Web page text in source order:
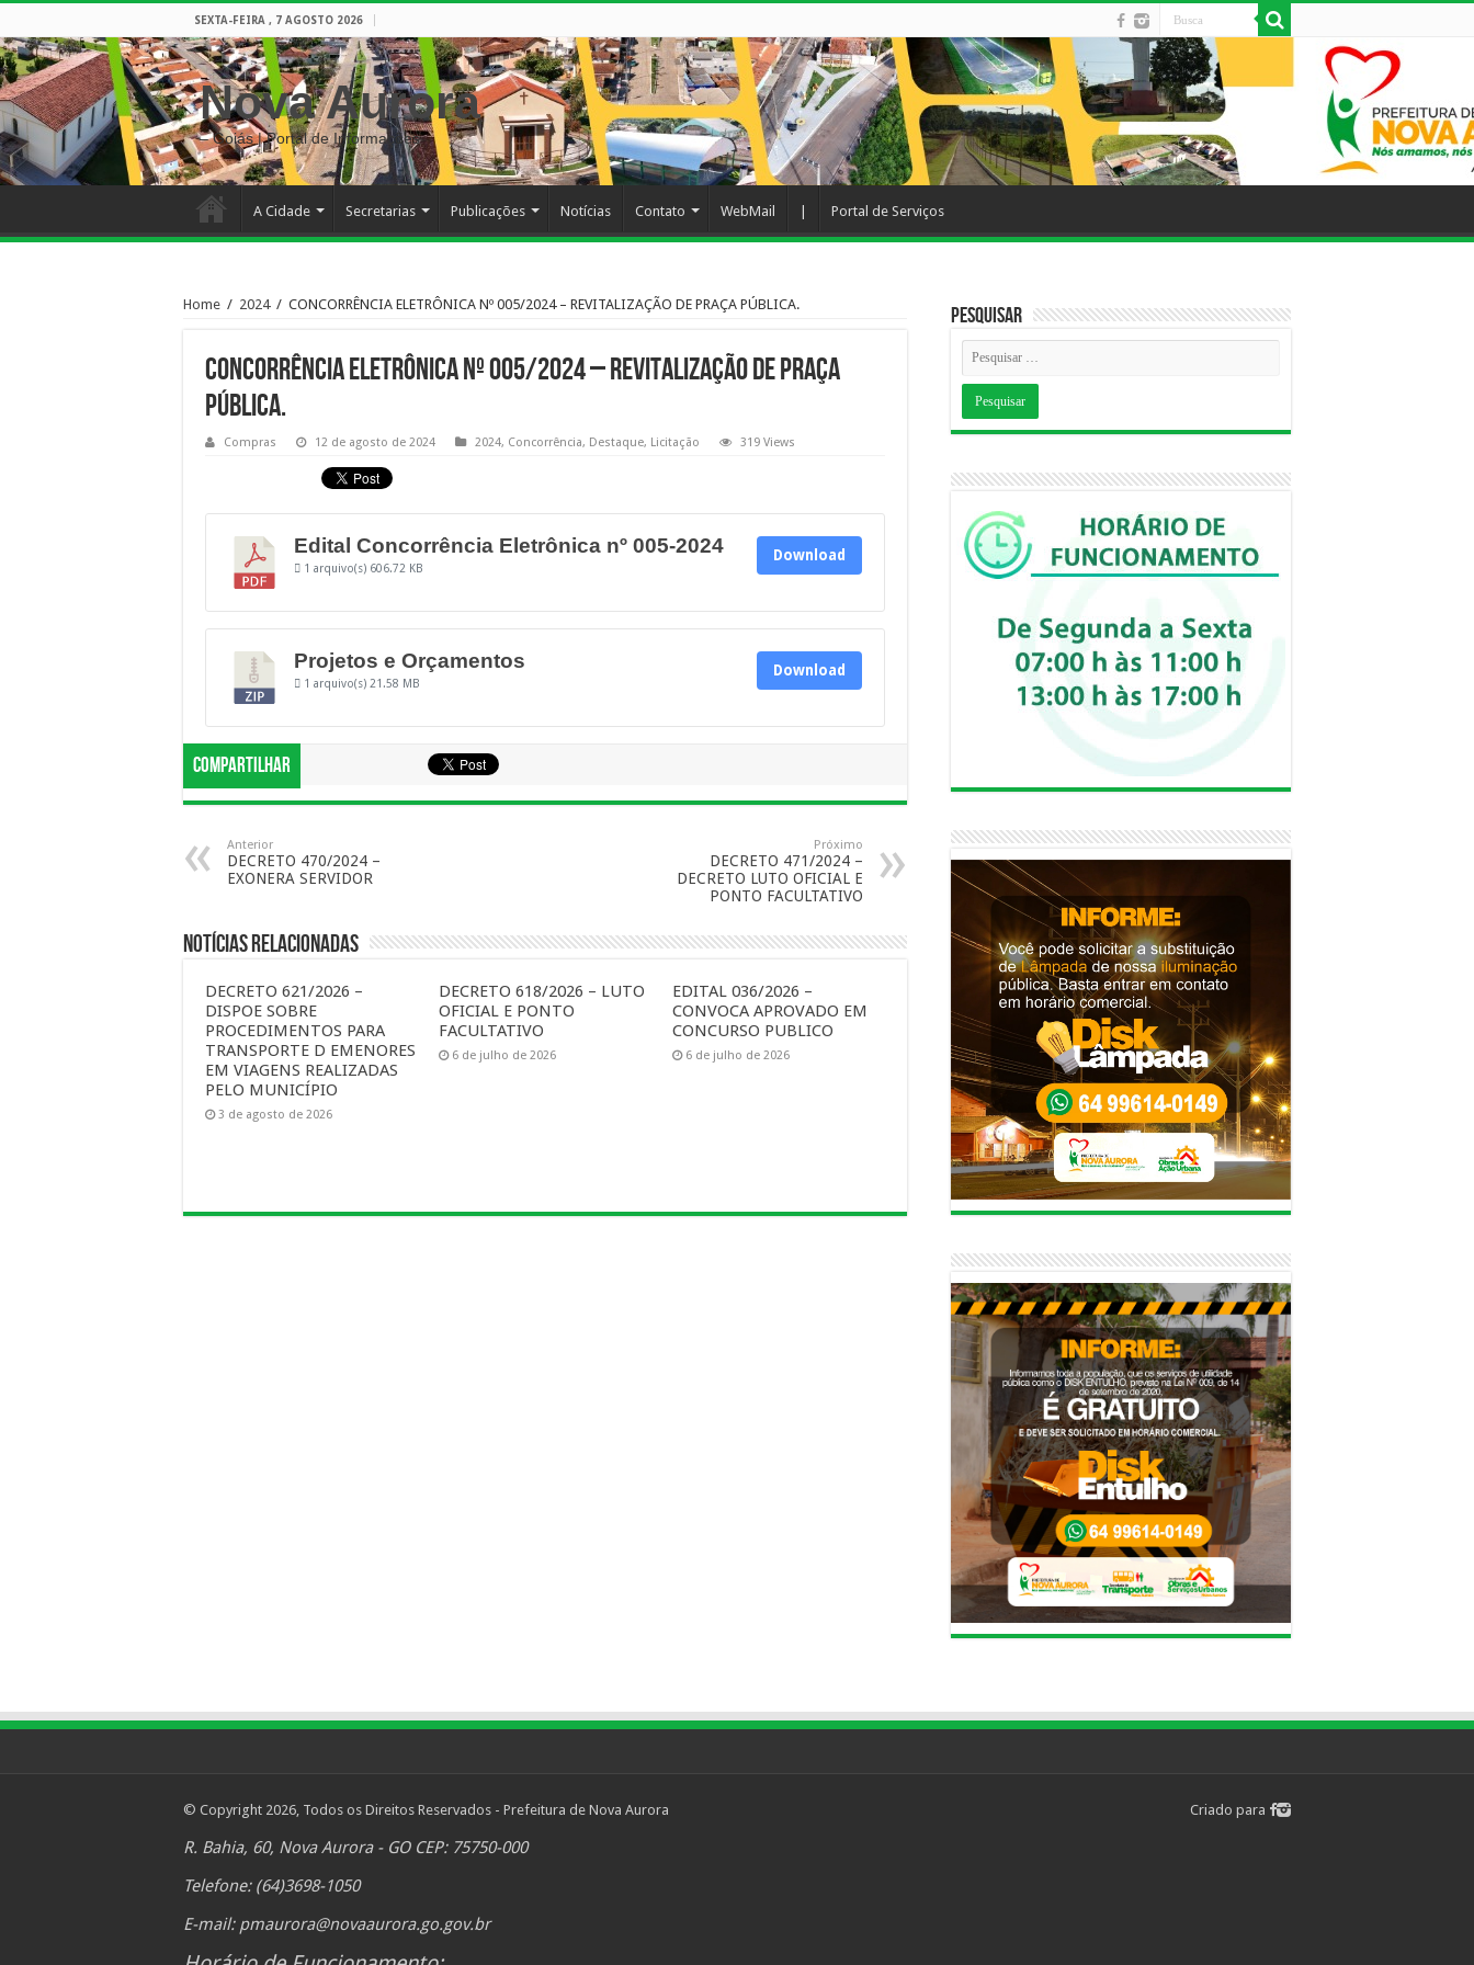
SEXTA-FEIRA , 7 AGOSTO 2026
Nova Aurora
– Goiás | Portal de Informações
A Cidade Secretarias Publicações Notícias Contato WebMail Portal de Serviços
Home / 2024 / CONCORRÊNCIA ELETRÔNICA Nº 005/2024 – REVITALIZAÇÃO DE PRAÇA PÚBLICA.
CONCORRÊNCIA ELETRÔNICA Nº 005/2024 – REVITALIZAÇÃO DE PRAÇA
PÚBLICA.
Compras 12 de agosto de 2024 2024, Concorrência, Destaque, Licitação 319 Views
Edital Concorrência Eletrônica nº 005-2024
1 arquivo(s) 606.72 KB
Download
Projetos e Orçamentos
1 arquivo(s) 21.58 MB
Download
Compartilhar
Anterior
DECRETO 470/2024 –
EXONERA SERVIDOR
Próximo
DECRETO 471/2024 –
DECRETO LUTO OFICIAL E
PONTO FACULTATIVO
Notícias Relacionadas
DECRETO 621/2026 –
DISPOE SOBRE
PROCEDIMENTOS PARA
TRANSPORTE D EMENORES
EM VIAGENS REALIZADAS
PELO MUNICÍPIO
3 de agosto de 2026
DECRETO 618/2026 – LUTO
OFICIAL E PONTO
FACULTATIVO
6 de julho de 2026
EDITAL 036/2026 –
CONVOCA APROVADO EM
CONCURSO PUBLICO
6 de julho de 2026
Pesquisar
Criado para
© Copyright 2026, Todos os Direitos Reservados - Prefeitura de Nova Aurora
R. Bahia, 60, Nova Aurora - GO CEP: 75750-000
Telefone: (64)3698-1050
E-mail: pmaurora@novaaurora.go.gov.br